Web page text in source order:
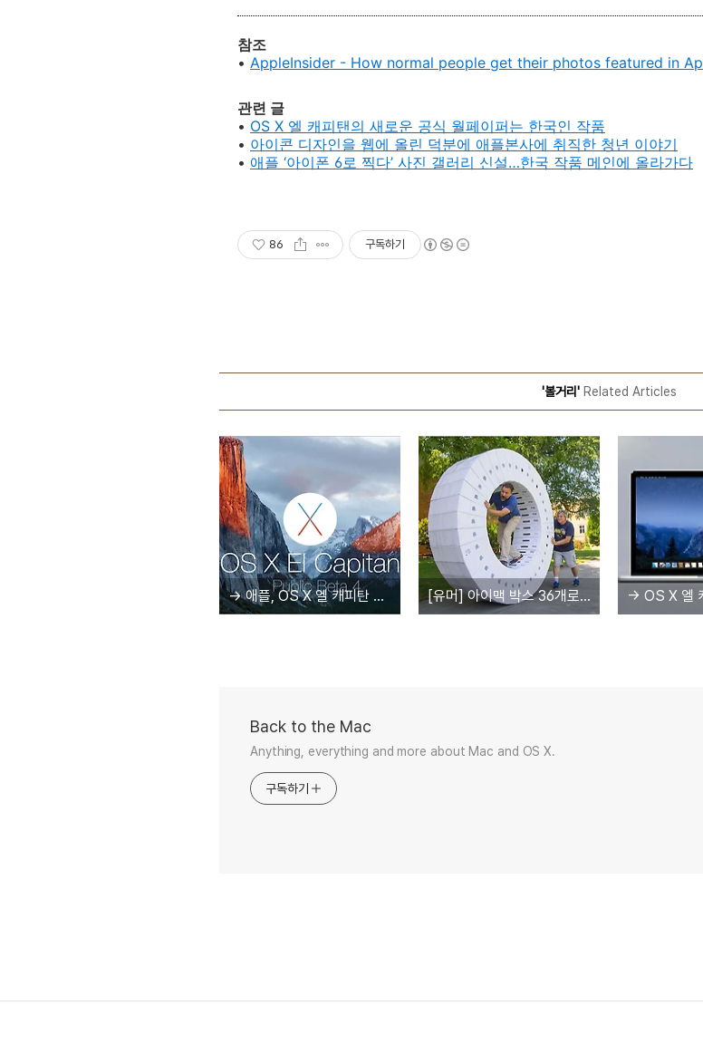
참조
• AppleInsider - How normal people get their photos featured in
관련 글
• OS X 엘 캐피탠의 새로운 공식 월페이퍼는 한국인 작품
• 아이콘 디자인을 웹에 올린 덕분에 애플본사에 취직한 청년 이야기
• 애플 ‘아이폰 6로 찍다’ 사진 갤러리 신설…한국 작품 메인에 올라가다
86 구독하기
'볼거리'Related Articles
→ 애플, OS X 엘 캐피탄 출시 시기 앞당길까? [유머] 아이맥 박스 36개로 만든 인간 쳇바퀴 'iWheel'
Back to the Mac
Anything, everything and more about Mac and OS X.
구독하기